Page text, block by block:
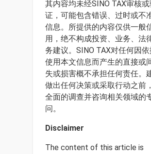
其内容均未经SINO TAX审核或
证，可能包含错误、过时或不
信息。所提供的内容仅供一般
用，绝不构成投资、业务、法
务建议。SINO TAX对任何因
使用本文信息而产生的直接或
失或损害概不承担任何责任。
做出任何决策或采取行动之前
全面的调查并咨询相关领域的
问。
Disclaimer
The content of this article is